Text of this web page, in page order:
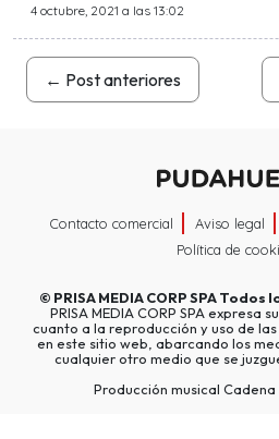
4 octubre, 2021 a las 13:02
← Post anteriores
Contacto comercial Aviso legal
Política de
© PRISA MEDIA CORP SPATodos
PRISA MEDIA CORP SPA expresa
cuanto a la reproducción y uso de
en este sitio web, abarcando los
cualquier otro medio que se
Producción musical Cadena